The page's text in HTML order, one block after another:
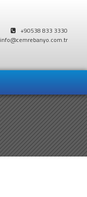
+90538 833 3330
info@cemrebanyo.com.tr